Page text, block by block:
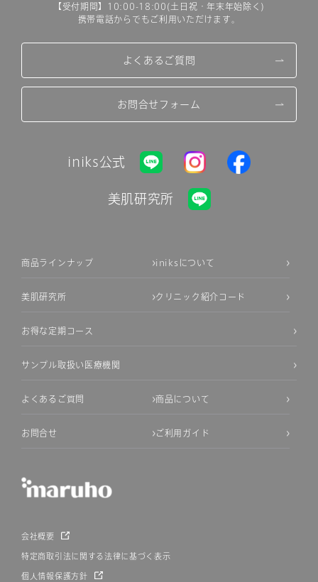
【受付期間】10:00-18:00(土日祝・年末年始除く)
携帯電話からでもご利用いただけます。
よくあるご質問
お問合せフォーム
iniks公式
美肌研究所
商品ラインナップ iniksについて
美肌研究所 クリニック紹介コード
お得な定期コース
サンプル取扱い医療機関
よくあるご質問 商品について
お問合せ ご利用ガイド
会社概要
特定商取引法に関する法律に基づく表示
個人情報保護方針